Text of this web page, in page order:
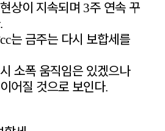
상이 지속되며 3주 연속 꾸
.
cc는 금주는 다시 보합세를
소폭 움직임은 있겠으나
어질 것으로 보인다.